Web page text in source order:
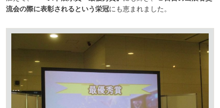
流会の際に表彰されるという栄冠にも恵まれました。